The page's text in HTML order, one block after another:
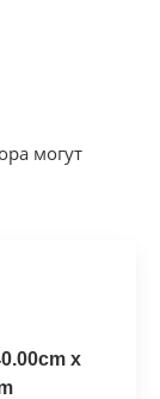
могут
x